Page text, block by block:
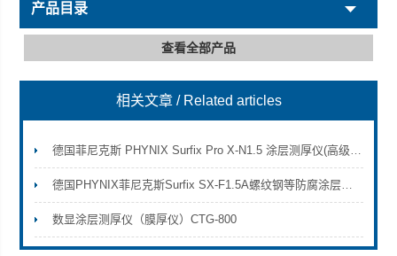
深圳市深博瑞仪器仪表有限公司
产品目录
查看全部产品
相关文章 / Related articles
德国菲尼克斯 PHYNIX Surfix Pro X-N1.5 涂层测厚仪(高级型)
德国PHYNIX菲尼克斯Surfix SX-F1.5A螺纹钢等防腐涂层厚度测量方案
数显涂层测厚仪（膜厚仪）CTG-800